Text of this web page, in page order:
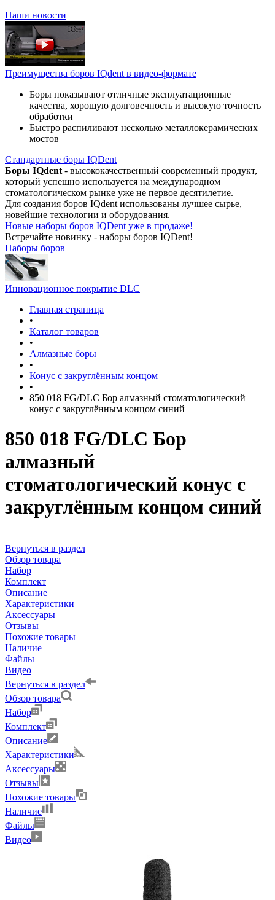
Наши новости
Преимущества боров IQdent в видео-формате
Боры показывают отличные эксплуатационные
качества, хорошую долговечность и высокую точность
обработки
Быстро распиливают несколько металлокерамических
мостов
Стандартные боры IQDent
Боры IQdent - высококачественный современный продукт,
который успешно используется на международном
стоматологическом рынке уже не первое десятилетие.
Для создания боров IQdent использованы лучшее сырье,
новейшие технологии и оборудования.
Новые наборы боров IQDent уже в продаже!
Встречайте новинку - наборы боров IQDent!
Наборы боров
Инновационное покрытие DLC
Главная страница
•
Каталог товаров
•
Алмазные боры
•
Конус с закруглённым концом
•
850 018 FG/DLC Бор алмазный стоматологический
конус с закруглённым концом синий
850 018 FG/DLC Бор
алмазный
стоматологический конус с
закруглённым концом синий
Вернуться в раздел
Обзор товара
Набор
Комплект
Описание
Характеристики
Аксессуары
Отзывы
Похожие товары
Наличие
Файлы
Видео
Вернуться в раздел
Обзор товара
Набор
Комплект
Описание
Характеристики
Аксессуары
Отзывы
Похожие товары
Наличие
Файлы
Видео